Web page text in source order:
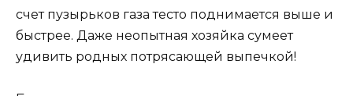
счет пузырьков газа тесто поднимается выше и
быстрее. Даже неопытная хозяйка сумеет
удивить родных потрясающей выпечкой!